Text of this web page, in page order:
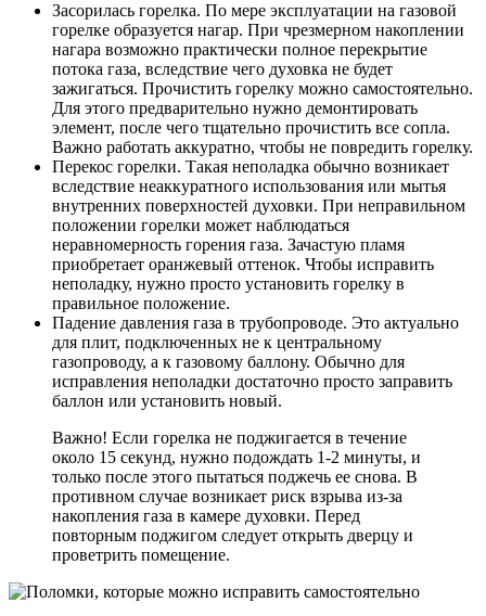
Засорилась горелка. По мере эксплуатации на газовой
горелке образуется нагар. При чрезмерном накоплении
нагара возможно практически полное перекрытие
потока газа, вследствие чего духовка не будет
зажигаться. Прочистить горелку можно самостоятельно.
Для этого предварительно нужно демонтировать
элемент, после чего тщательно прочистить все сопла.
Важно работать аккуратно, чтобы не повредить горелку.
Перекос горелки. Такая неполадка обычно возникает
вследствие неаккуратного использования или мытья
внутренних поверхностей духовки. При неправильном
положении горелки может наблюдаться
неравномерность горения газа. Зачастую пламя
приобретает оранжевый оттенок. Чтобы исправить
неполадку, нужно просто установить горелку в
правильное положение.
Падение давления газа в трубопроводе. Это актуально
для плит, подключенных не к центральному
газопроводу, а к газовому баллону. Обычно для
исправления неполадки достаточно просто заправить
баллон или установить новый.
Важно! Если горелка не поджигается в течение
около 15 секунд, нужно подождать 1-2 минуты, и
только после этого пытаться поджечь ее снова. В
противном случае возникает риск взрыва из-за
накопления газа в камере духовки. Перед
повторным поджигом следует открыть дверцу и
проветрить помещение.